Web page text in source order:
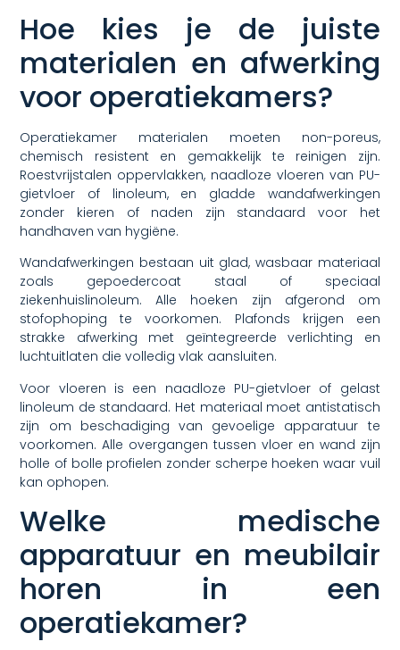
Hoe kies je de juiste
materialen en afwerking
voor operatiekamers?
Operatiekamer materialen moeten non-poreus,
chemisch resistent en gemakkelijk te reinigen zijn.
Roestvrijstalen oppervlakken, naadloze vloeren van PU-
gietvloer of linoleum, en gladde wandafwerkingen
zonder kieren of naden zijn standaard voor het
handhaven van hygiëne.
Wandafwerkingen bestaan uit glad, wasbaar materiaal
zoals gepoedercoat staal of speciaal
ziekenhuislinoleum. Alle hoeken zijn afgerond om
stofophoping te voorkomen. Plafonds krijgen een
strakke afwerking met geïntegreerde verlichting en
luchtuitlaten die volledig vlak aansluiten.
Voor vloeren is een naadloze PU-gietvloer of gelast
linoleum de standaard. Het materiaal moet antistatisch
zijn om beschadiging van gevoelige apparatuur te
voorkomen. Alle overgangen tussen vloer en wand zijn
holle of bolle profielen zonder scherpe hoeken waar vuil
kan ophopen.
Welke medische
apparatuur en meubilair
horen in een
operatiekamer?